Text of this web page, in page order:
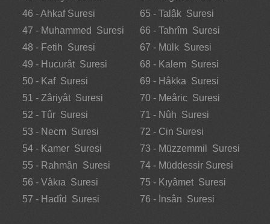
46 - Ahkaf Suresi
47 - Muhammed Suresi
48 - Fetih Suresi
49 - Hucurât Suresi
50 - Kaf Suresi
51 - Zâriyât Suresi
52 - Tûr Suresi
53 - Necm Suresi
54 - Kamer Suresi
55 - Rahmân Suresi
56 - Vâkıa Suresi
57 - Hadîd Suresi
65 - Talâk Suresi
66 - Tahrîm Suresi
67 - Mülk Suresi
68 - Kalem Suresi
69 - Hâkka Suresi
70 - Meâric Suresi
71 - Nûh Suresi
72 - Cin Suresi
73 - Müzzemmil Suresi
74 - Müddessir Suresi
75 - Kıyâmet Suresi
76 - İnsân Suresi